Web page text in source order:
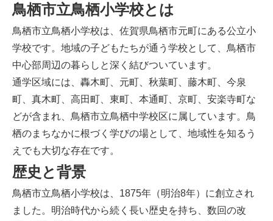
鳥栖市立鳥栖小学校とは
鳥栖市立鳥栖小学校は、佐賀県鳥栖市元町にある公立小
学校です。地域の子どもたちが通う学校として、鳥栖市
中心部周辺の暮らしと深く結びついています。
通学区域には、轟木町、元町、秋葉町、藤木町、今泉
町、真木町、高田町、東町、本通町、京町、安楽寺町な
どが含まれ、鳥栖市立鳥栖中学校区に属しています。鳥
栖のまちなかに根づく学びの場として、地域性を知るう
えでも大切な存在です。
歴史と背景
鳥栖市立鳥栖小学校は、1875年（明治8年）に創立され
ました。明治時代から続く長い歴史を持ち、数回の改